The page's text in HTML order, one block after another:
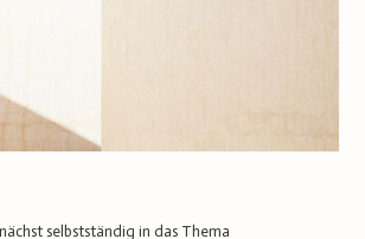
selbstständig in das Thema